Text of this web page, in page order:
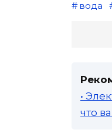
вода
•
что